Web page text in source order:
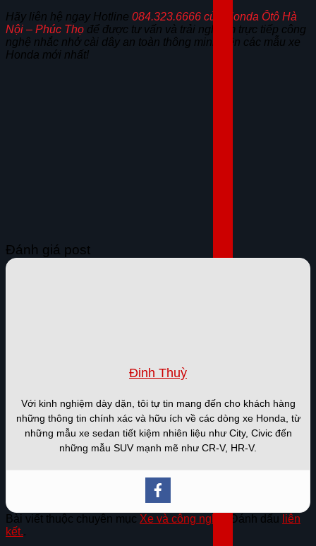
Hãy liên hệ ngay Hotline 084.323.6666 của Honda Ôtô Hà
Nội – Phúc Thọ để được tư vấn và trải nghiệm trực tiếp công
nghệ nhắc nhở cài dây an toàn thông minh trên các mẫu xe
Honda mới nhất!
Đánh giá post
Đinh Thuỳ
Với kinh nghiệm dày dặn, tôi tự tin mang đến cho khách hàng
những thông tin chính xác và hữu ích về các dòng xe Honda, từ
những mẫu xe sedan tiết kiệm nhiên liệu như City, Civic đến
những mẫu SUV mạnh mẽ như CR-V, HR-V.
Bài viết thuộc chuyên mục Xe và công nghệ . Đánh dấu liên
kết..